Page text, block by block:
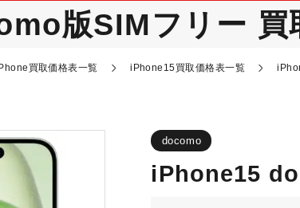
版SIMフリー 買
買取価格表一覧 iPhone15買取価格表一覧
docomo
iPhone15